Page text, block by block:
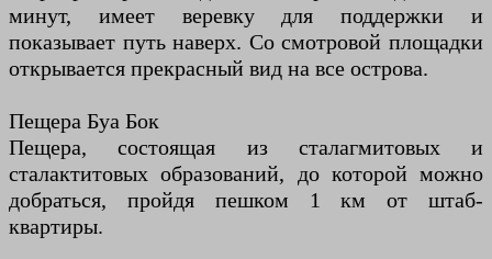
минут, имеет веревку для поддержки и
показывает путь наверх. Со смотровой площадки
открывается прекрасный вид на все острова.
Пещера Буа Бок
Пещера, состоящая из сталагмитовых и
сталактитовых образований, до которой можно
добраться, пройдя пешком 1 км от штаб-
квартиры.